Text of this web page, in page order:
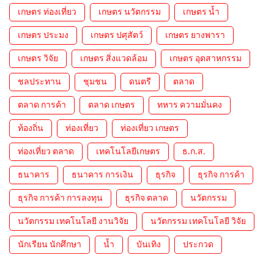
เกษตร ท่องเที่ยว เกษตร นวัตกรรม เกษตร น้ำ
เกษตร ประมง เกษตร ปศุสัตว์ เกษตร ยางพารา
เกษตร วิจัย เกษตร สิ่งแวดล้อม เกษตร อุตสาหกรรม
ชลประทาน ชุมชน ดนตรี ตลาด
ตลาด การค้า ตลาด เกษตร ทหาร ความมั่นคง
ท้องถิ่น ท่องเที่ยว ท่องเที่ยว เกษตร
ท่องเที่ยว ตลาด เทคโนโลยีเกษตร ธ.ก.ส.
ธนาคาร ธนาคาร การเงิน ธุรกิจ ธุรกิจ การค้า
ธุรกิจ การค้า การลงทุน ธุรกิจ ตลาด นวัตกรรม
นวัตกรรม เทคโนโลยี งานวิจัย นวัตกรรม เทคโนโลยี วิจัย
นักเรียน นักศึกษา น้ำ บันเทิง ประกวด